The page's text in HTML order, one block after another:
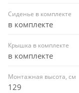
Сиденье в комплекте
в комплекте
Крышка в комплекте
в комплекте
Монтажная высота, см
129